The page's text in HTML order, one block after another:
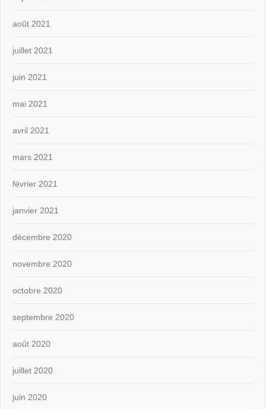
août 2021
juillet 2021
juin 2021
mai 2021
avril 2021
mars 2021
février 2021
janvier 2021
décembre 2020
novembre 2020
octobre 2020
septembre 2020
août 2020
juillet 2020
juin 2020